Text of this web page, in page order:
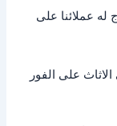
له عملائنا على
على الفور